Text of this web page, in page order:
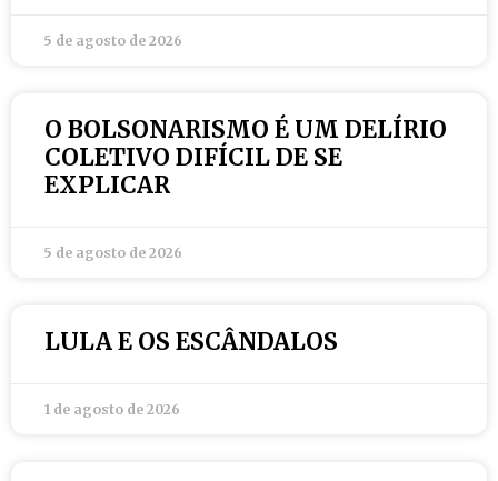
5 de agosto de 2026
O BOLSONARISMO É UM DELÍRIO
COLETIVO DIFÍCIL DE SE
EXPLICAR
5 de agosto de 2026
LULA E OS ESCÂNDALOS
1 de agosto de 2026